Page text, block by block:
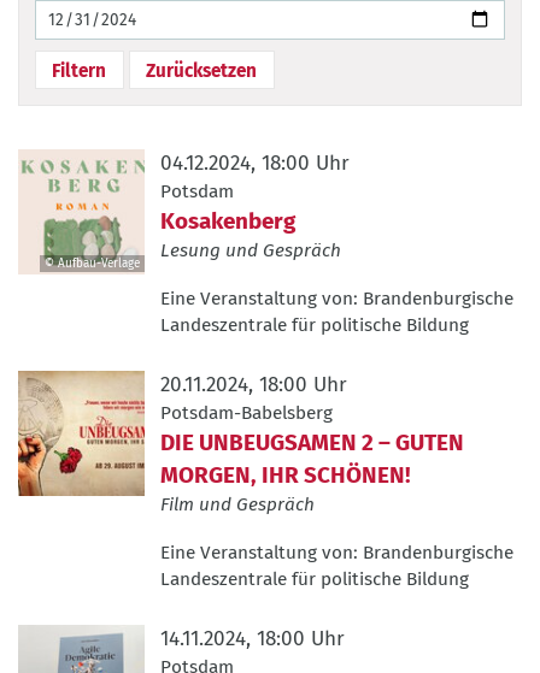
© Aufbau-Verlage
04.12.2024, 18:00 Uhr
Potsdam
Kosakenberg
Lesung und Gespräch
Eine Veranstaltung von: Brandenburgische
Landeszentrale für politische Bildung
20.11.2024, 18:00 Uhr
Potsdam-Babelsberg
DIE UNBEUGSAMEN 2 – GUTEN
MORGEN, IHR SCHÖNEN!
Film und Gespräch
Eine Veranstaltung von: Brandenburgische
Landeszentrale für politische Bildung
14.11.2024, 18:00 Uhr
Potsdam